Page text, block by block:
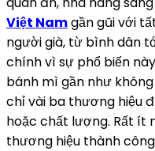
Việt Namgần gũi với
người già, từ bình dân
chính vì sự phổ biến
bánh mì gần như
chỉ vài ba thương hiệu
hoặc chất lượng. Rất ít
thương hiệu thành